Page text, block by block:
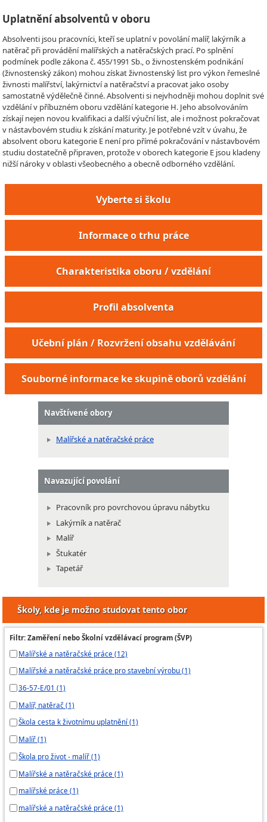
Uplatnění absolventů v oboru
Absolventi jsou pracovníci, kteří se uplatní v povolání malíř, lakýrník a
natěrač při provádění malířských a natěračských prací. Po splnění
podmínek podle zákona č. 455/1991 Sb., o živnostenském podnikání
(živnostenský zákon) mohou získat živnostenský list pro výkon řemeslné
živnosti malířství, lakýrnictví a natěračství a pracovat jako osoby
samostatně výdělečně činné. Absolventi si nejvhodněji mohou doplnit své
vzdělání v příbuzném oboru vzdělání kategorie H. Jeho absolvováním
získají nejen novou kvalifikaci a další výuční list, ale i možnost pokračovat
v nástavbovém studiu k získání maturity. Je potřebné vzít v úvahu, že
absolvent oboru kategorie E není pro přímé pokračování v nástavbovém
studiu dostatečně připraven, protože v oborech kategorie E jsou kladeny
nižší nároky v oblasti všeobecného a obecně odborného vzdělání.
Vyberte si školu
Informace o trhu práce
Charakteristika oboru / vzdělání
Profil absolventa
Učební plán / Rozvržení obsahu vzdělávání
Souborné informace ke skupině oborů vzdělání
Navštívené obory
Malířské a natěračské práce
Navazující povolání
Pracovník pro povrchovou úpravu nábytku
Lakýrník a natěrač
Malíř
Štukatér
Tapetář
Školy, kde je možno studovat tento obor
Filtr: Zaměření nebo Školní vzdělávací program (ŠVP)
Malířské a natěračské práce (12)
Malířské a natěračské práce pro stavební výrobu (1)
36-57-E/01 (1)
Malíř, natěrač (1)
Škola cesta k životnímu uplatnění (1)
Malíř (1)
Škola pro život - malíř (1)
Malířské a natěračské práce (1)
malířské práce (1)
malířské a natěračské práce (1)